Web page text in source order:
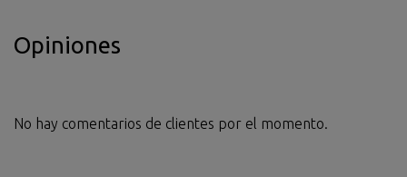
Opiniones
No hay comentarios de clientes por el momento.